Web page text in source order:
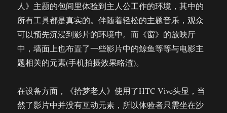
人》主题的包间里体验到主人公工作的环境，其中的
所有工具都是真实的。伴随着轻松的主题音乐，观众
可以预先沉浸到影片的环境中。而《窗》的放映厅
中，墙面上也布置了一些影片中的鲸鱼等等与电影主
题相关的元素(手机拍摄效果略渣)。
在设备方面，《拾梦老人》使用了HTC Vive头显，当
然了影片中并没有互动元素，所以体验者只需坐在沙